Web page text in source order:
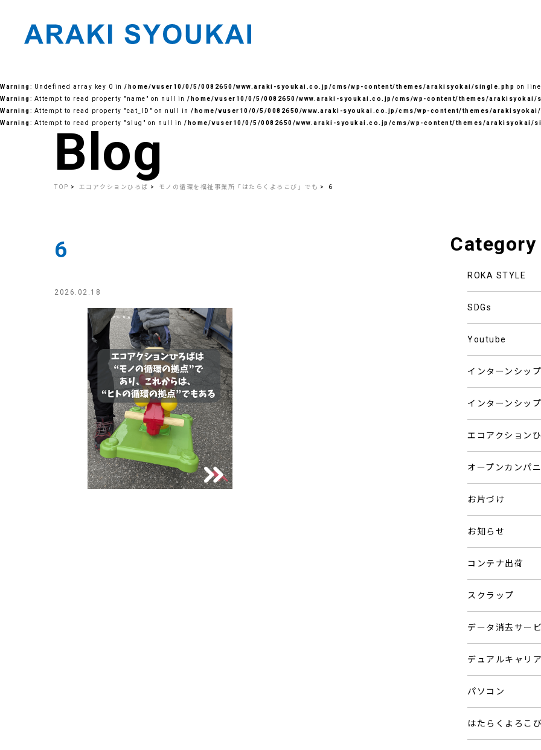
to
content
Warning: Undefined array key 0 in /home/vuser10/0/5/0082650/www.araki-syoukai.co.jp/cms/wp-content/themes/arakisyokai/single.php on line
Warning: Attempt to read property "name" on null in /home/vuser10/0/5/0082650/www.araki-syoukai.co.jp/cms/wp-content/themes/arakisyokai/
Warning: Attempt to read property "cat_ID" on null in /home/vuser10/0/5/0082650/www.araki-syoukai.co.jp/cms/wp-content/themes/
Warning: Attempt to read property "slug" on null in /home/vuser10/0/5/0082650/www.araki-syoukai.co.jp/cms/wp-content/themes/arakisyokai/
Blog
TOP エコアクションひろば モノの循環を福祉事業所「はたらくよろこび」でも 6
6
2026.02.18
Category
ROKA STYLE
SDGs
Youtube
インターンシップ
インターンシップ
エコアクション
オープンカンパ
お片づけ
お知らせ
コンテナ出荷
スクラップ
データ消去サー
デュアルキャリア
パソコン
はたらくよろこび